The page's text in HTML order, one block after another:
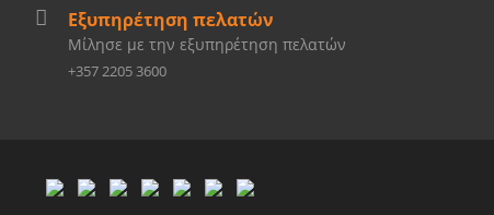
Εξυπηρέτηση πελατών
Μίλησε με την εξυπηρέτηση πελατών
+357 2205 3600